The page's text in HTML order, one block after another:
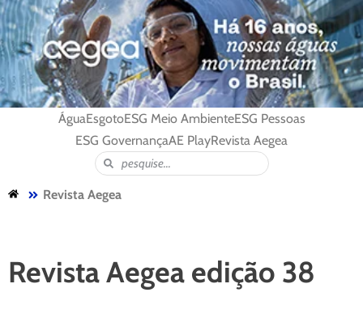
ÁguaEsgotoESG Meio AmbienteESG Pessoas
ESG GovernançaAE PlayRevista Aegea
Revista Aegea
Revista Aegea edição 38